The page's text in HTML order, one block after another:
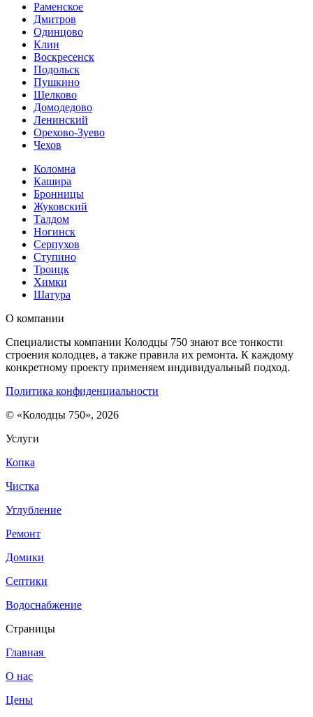
Раменское
Дмитров
Одинцово
Клин
Воскресенск
Подольск
Пушкино
Щелково
Домодедово
Ленинский
Орехово-Зуево
Чехов
Коломна
Кашира
Бронницы
Жуковский
Талдом
Ногинск
Серпухов
Ступино
Троицк
Химки
Шатура
О компании
Специалисты компании Колодцы 750 знают все тонкости
строения колодцев, а также правила их ремонта. К каждому
конкретному проекту применяем индивидуальный подход.
Политика конфиденциальности
© «Колодцы 750», 2026
Услуги
Копка
Чистка
Углубление
Ремонт
Домики
Септики
Водоснабжение
Страницы
Главная
О нас
Цены